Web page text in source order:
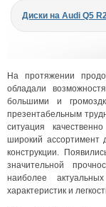
Диски на Audi Q5
На протяжении
обладали
большими и
презентабельным
ситуация
широкий ассортимент
конструкции.
значительной
наиболее
характеристик и